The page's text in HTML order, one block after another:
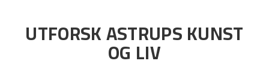
UTFORSK ASTRUPS KUNST
OG LIV